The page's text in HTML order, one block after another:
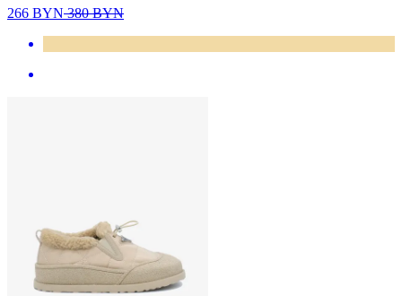
266 BYN380BYN